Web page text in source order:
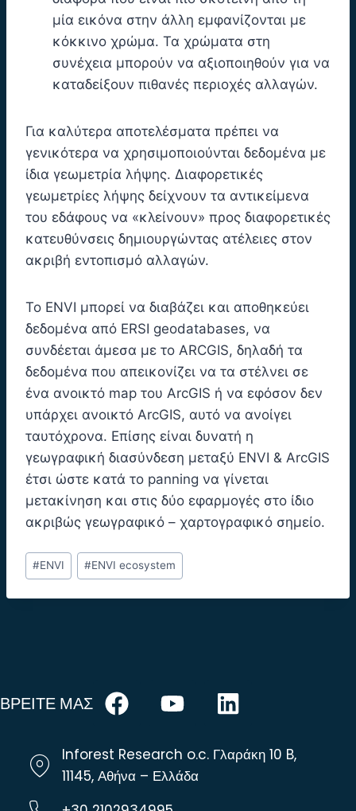
μία εικόνα στην άλλη εμφανίζονται με
κόκκινο χρώμα. Τα χρώματα στη
συνέχεια μπορούν να αξιοποιηθούν για να
καταδείξουν πιθανές περιοχές αλλαγών.
Για καλύτερα αποτελέσματα πρέπει να
γενικότερα να χρησιμοποιούνται δεδομένα με
ίδια γεωμετρία λήψης. Διαφορετικές
γεωμετρίες λήψης δείχνουν τα αντικείμενα
του εδάφους να «κλείνουν» προς διαφορετικές
κατευθύνσεις δημιουργώντας ατέλειες στον
ακριβή εντοπισμό αλλαγών.
To ENVI μπορεί να διαβάζει και αποθηκεύει
δεδομένα από ERSI geodatabases, να
συνδέεται άμεσα με το ARCGIS, δηλαδή τα
δεδομένα που απεικονίζει να τα στέλνει σε
ένα ανοικτό map του ArcGIS ή να εφόσον δεν
υπάρχει ανοικτό ArcGIS, αυτό να ανοίγει
ταυτόχρονα. Επίσης είναι δυνατή η
γεωγραφική διασύνδεση μεταξύ ENVI & ArcGIS
έτσι ώστε κατά το panning να γίνεται
μετακίνηση και στις δύο εφαρμογές στο ίδιο
ακριβώς γεωγραφικό – χαρτογραφικό σημείο.
#ENVI #ENVI ecosystem
ΒΡΕΙΤΕ ΜΑΣ
Inforest Research o.c. Γλαράκη 10 B,
11145, Αθήνα – Ελλάδα